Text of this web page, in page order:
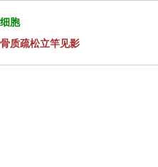
胞
质疏松立竿见影